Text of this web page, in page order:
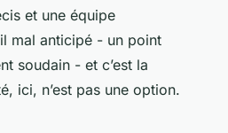
et une équipe
mal anticipé - un point
soudain - et c’est la
ici, n’est pas une option.